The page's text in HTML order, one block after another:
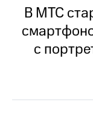
История
Пресс-
релизы
МТС
о
В МТС
c